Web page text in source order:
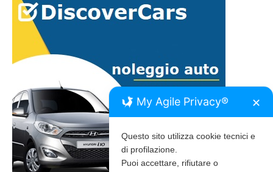
My Agile Privacy® ✕
Questo sito utilizza cookie tecnici e
di profilazione.
Puoi accettare, rifiutare o